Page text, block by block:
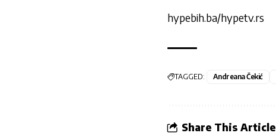
hypebih.ba/hypetv.rs
TAGGED: Andreana Čekić
Share This Article